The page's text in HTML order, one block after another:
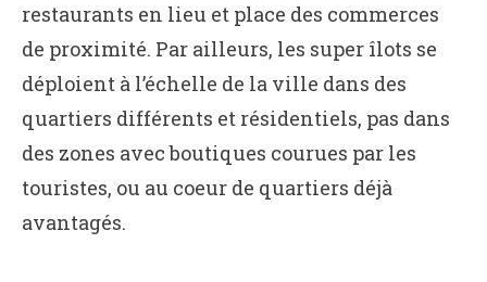
restaurants en lieu et place des commerces
de proximité. Par ailleurs, les super îlots se
déploient à l’échelle de la ville dans des
quartiers différents et résidentiels, pas dans
des zones avec boutiques courues par les
touristes, ou au coeur de quartiers déjà
avantagés.